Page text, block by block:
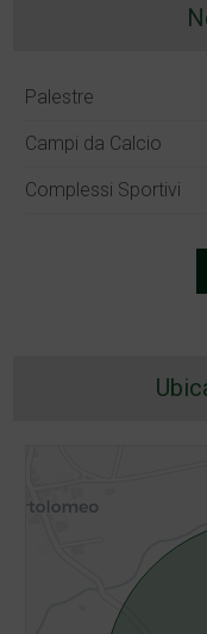
Palestre
Campi da Calcio
Complessi Sportivi